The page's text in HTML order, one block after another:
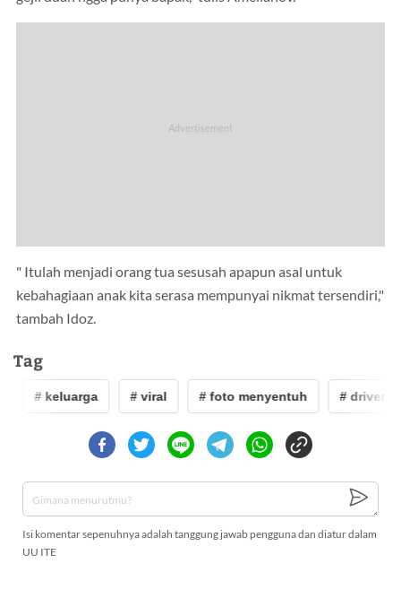
" Itulah menjadi orang tua sesusah apapun asal untuk
kebahagiaan anak kita serasa mempunyai nikmat tersendiri,"
tambah Idoz.
Tag
# keluarga # viral # foto menyentuh # driver
Isi komentar sepenuhnya adalah tanggung jawab pengguna dan diatur dalam
UU ITE